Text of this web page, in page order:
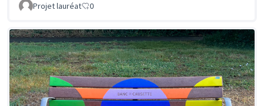
Projet lauréat 0